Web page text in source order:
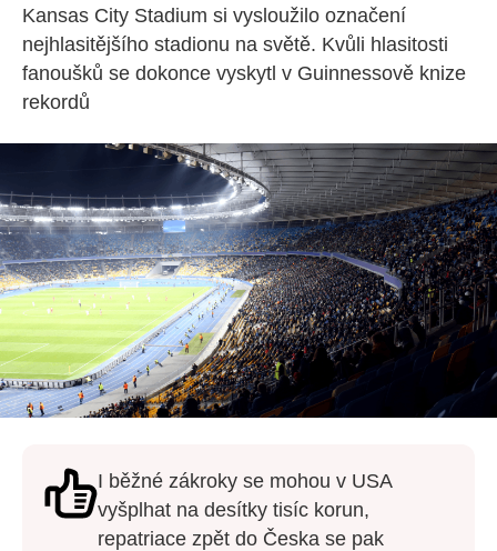
Kansas City Stadium si vysloužilo označení
nejhlasitějšího stadionu na světě. Kvůli hlasitosti
fanoušků se dokonce vyskytl v Guinnessově knize
rekordů
I běžné zákroky se mohou v USA
vyšplhat na desítky tisíc korun,
repatriace zpět do Česka se pak